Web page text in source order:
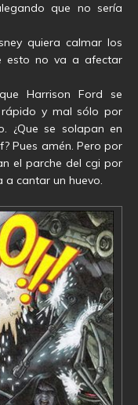
que no sería
quiera calmar los
esto no va a afectar
Harrison Ford se
y mal sólo por
¿Que se solapan en
Pues amén. Pero por
el parche del cgi por
cantar un huevo.